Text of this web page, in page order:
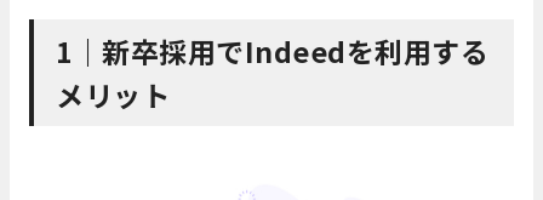
1｜新卒採用でIndeedを利用する
メリット